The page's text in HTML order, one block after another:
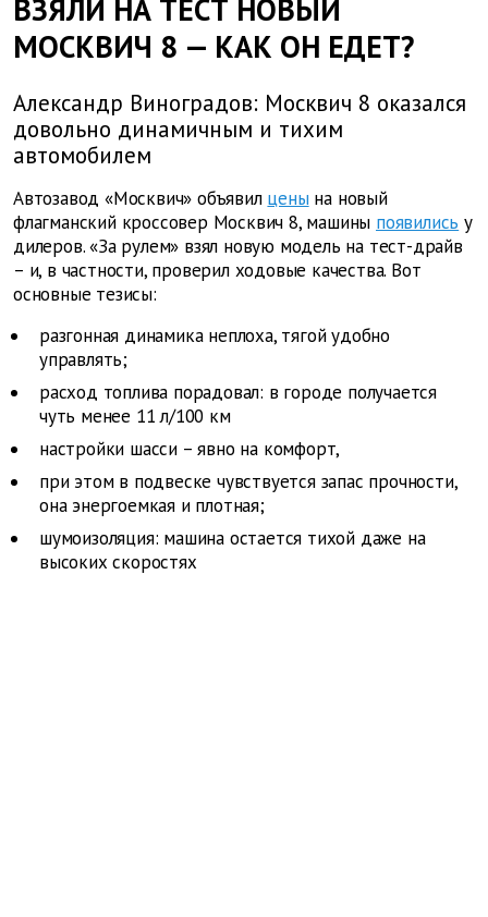
ВЗЯЛИ НА ТЕСТ НОВЫЙ
МОСКВИЧ 8 — КАК ОН ЕДЕТ?
Александр Виноградов: Москвич 8 оказался
довольно динамичным и тихим
автомобилем
Автозавод «Москвич» объявил ценына новый
флагманский кроссовер Москвич 8, машины появились у
дилеров. «За рулем» взял новую модель на тест-драйв
– и, в частности, проверил ходовые качества. Вот
основные тезисы:
разгонная динамика неплоха, тягой удобно
управлять;
расход топлива порадовал: в городе получается
чуть менее 11 л/100 км
настройки шасси – явно на комфорт,
при этом в подвеске чувствуется запас прочности,
она энергоемкая и плотная;
шумоизоляция: машина остается тихой даже на
высоких скоростях